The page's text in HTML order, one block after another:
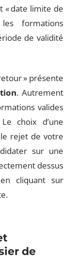
« date limite de
formations
de validité
» présente
. Autrement
valides
choix d’une
rejet de votre
sur une
dessus
cliquant sur
de